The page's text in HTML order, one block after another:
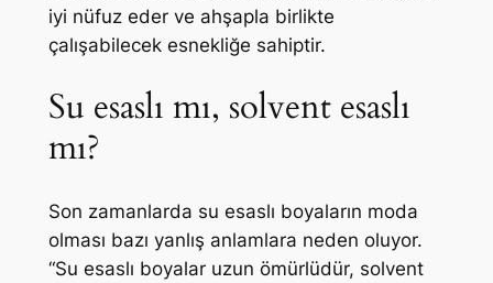
iyi nüfuz eder ve ahşapla birlikte
çalışabilecek esnekliğe sahiptir.
Su esaslı mı, solvent esaslı
mı?
Son zamanlarda su esaslı boyaların moda
olması bazı yanlış anlamlara neden oluyor.
“Su esaslı boyalar uzun ömürlüdür, solvent